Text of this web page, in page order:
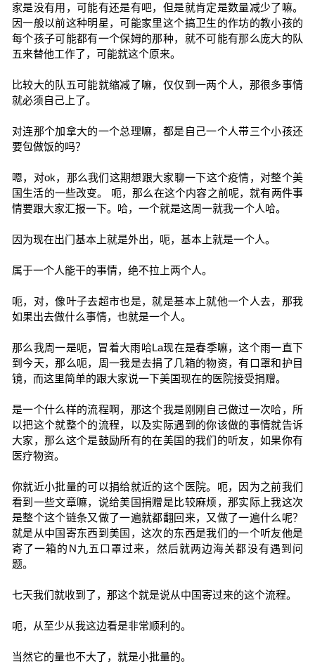
家是没有用，可能有还是有吧，但是就肯定是数量减少了嘛。
因一般以前这种明星，可能家里这个搞卫生的作坊的教小孩的
每个孩子可能都有一个保姆的那种，就不可能有那么庞大的队
五来替他工作了，可能就这个原来。
比较大的队五可能就缩减了嘛，仅仅到一两个人，那很多事情
就必须自己上了。
对连那个加拿大的一个总理嘛，都是自己一个人带三个小孩还
要包做饭的吗？
嗯，对ok，那么我们这期想跟大家聊一下这个疫情，对整个美
国生活的一些改变。 呃，那么在这个内容之前呢，就有两件事
情要跟大家汇报一下。哈，一个就是这周一就我一个人哈。
因为现在出门基本上就是外出，呃，基本上就是一个人。
属于一个人能干的事情，绝不拉上两个人。
呃，对，像叶子去超市也是，就是基本上就他一个人去，那我
如果出去做什么事情，也就是一个人。
那么我周一是呃，冒着大雨哈La现在是春季嘛，这个雨一直下
到今天，那么呃，周一我是去捐了几箱的物资，有口罩和护目
镜，而这里简单的跟大家说一下美国现在的医院接受捐赠。
是一个什么样的流程啊，那这个我是刚刚自己做过一次哈，所
以把这个就整个的流程，以及实际遇到的你该做的事情就告诉
大家，那么这个是鼓励所有的在美国的我们的听友，如果你有
医疗物资。
你就近小批量的可以捐给就近的这个医院。呃，因为之前我们
看到一些文章嘛，说给美国捐赠是比较麻烦，那实际上我这次
是整个这个链条又做了一遍就都翻回来，又做了一遍什么呢？
就是从中国寄东西到美国，这次的东西是我们的一个听友他是
寄了一箱的N九五口罩过来，然后就两边海关都没有遇到问
题。
七天我们就收到了，那这个就是说从中国寄过来的这个流程。
呃，从至少从我这边看是非常顺利的。
当然它的量也不大了，就是小批量的。